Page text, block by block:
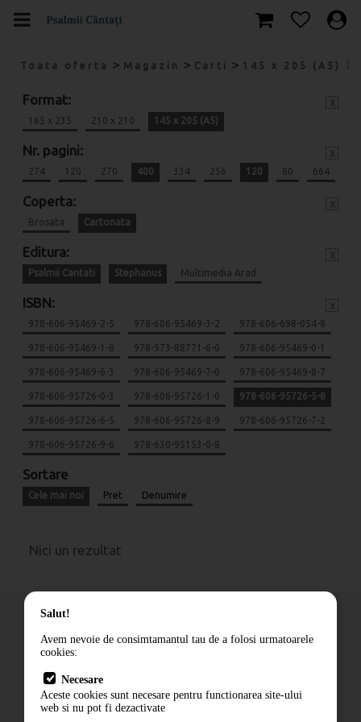
Toata oferta > Magazin > Carti > 145 x 205 (A5)
Format:
165 x 235 210 x 210 145 x 205 (A5)
Nr. pagini:
274 120 270 400 334 256 120 80 664
Coperta:
Brosata Cartonata
Editura:
Psalmii Cantati Stephanus Multimedia Arad
ISBN:
978-606-95469-2-5 978-606-95469-3-2 978-606-698-054-8
978-606-95469-1-8 978-973-88771-6-0 978-606-95469-0-1
978-606-95469-6-3 978-606-95469-7-0 978-606-95469-8-7
978-606-95726-0-3 978-606-95726-1-0 978-606-95726-5-8
978-606-95726-6-5 978-606-95726-8-9 978-606-95726-7-2
978-606-95726-9-6 978-630-95153-0-8
Sortare
Cele mai noi Pret Denumire
Nici un rezultat
Cum comand
Livrare
Contact
Salut!
Avem nevoie de consimtamantul tau de a folosi urmatoarele
cookies:
Necesare
Aceste cookies sunt necesare pentru functionarea site-ului
web si nu pot fi dezactivate